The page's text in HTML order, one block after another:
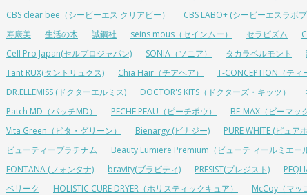
CBS clear bee（シービーエス クリアビー）
CBS LABO+ (シービーエスラボ
寿康美
生活の木 誠鋼社 seins mous（セインムー） セラピズム
Cell Pro Japan(セルプロジャパン)
SONIA（ソニア） タカラベルモント
Tant RUX(タントリュクス)
Chia Hair（チアヘア）
T-CONCEPTION（ティ
DR.ELLEMISS (ドクターエルミス)
DOCTOR'S KITS（ドクターズ・キッツ）
Patch MD（パッチMD）
PECHE PEAU（ピーチポウ） BE-MAX（ビーマッ
Vita Green（ビタ・グリーン）
Bienargy (ビナジー) PURE WHITE (ピュア
ビューティープラチナム
Beauty Lumiere Premium（ビューテ ィールミエー
FONTANA (フォンタナ)
bravity(ブラビティ) PRESIST(プレジスト)
ベリーク
HOLISTIC CURE DRYER（ホリスティックキュア） McCoy（マッ